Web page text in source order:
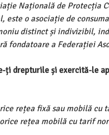
Națională de Protecția
este o asociație de
distinct și indivizibil,
fondatoare a Federației
ți drepturile și exercită-le
rețea fixă sau mobilă cu
rețea mobilă cu tarif